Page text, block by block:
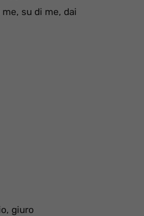
su di me, dai
giuro